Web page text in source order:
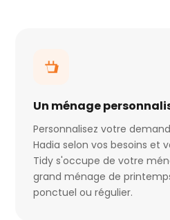
Un ménage
Personnalisez votre
Hadia selon vos besoins et
Tidy s'occupe de votre
grand ménage de
ponctuel ou régulier.